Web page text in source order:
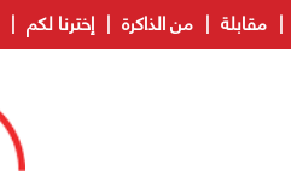
مقابلة من الذاكرة إخترنا لكم